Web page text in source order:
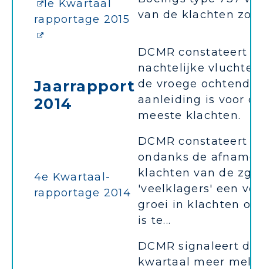
1e Kwartaal
rapportage 2015
van de klachten
Jaarrapport
2014
DCMR constateert
nachtelijke
de vroege ochtend
aanleiding is voor de
meeste klachten.
4e Kwartaal-
rapportage 2014
DCMR constateert
ondanks de afname
klachten van de zgn
'veelklagers' een
groei in klachten
is te...
DCMR signaleert dit
kwartaal meer